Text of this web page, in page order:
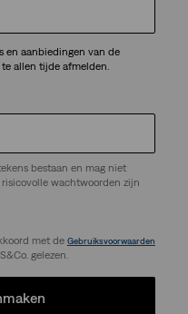
en aanbiedingen van de
te allen tijde afmelden.
bestaan en mag niet
wachtwoorden zijn
met de Gebruiksvoorwaarden
gelezen.